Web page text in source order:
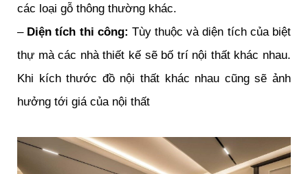
các loại gỗ thông thường khác.
– Diện tích thi công: Tùy thuộc và diện tích của biệt
thự mà các nhà thiết kế sẽ bố trí nội thất khác nhau.
Khi kích thước đồ nội thất khác nhau cũng sẽ ảnh
hưởng tới giá của nội thất